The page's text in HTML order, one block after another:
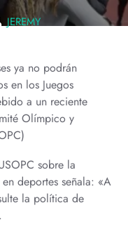
JEREMY
ya no podrán
en los Juegos
a un reciente
Olímpico y
sobre la
deportes señala: «A
la política de